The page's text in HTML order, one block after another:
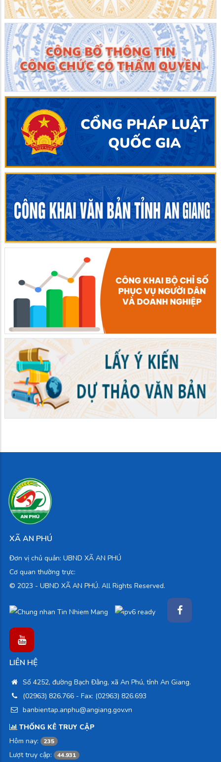
XÃ AN PHÚ
Đơn vị chủ quản: UBND XÃ AN PHÚ
Cơ quan thường trực:
© 2023 - UBND XÃ AN PHÚ. All Rights Reserved.
LIÊN HỆ
Số 4252, đường Bạch Đằng, xã An Phú, tỉnh An Giang.
(02963) 826.766 - Fax: (02963) 826.693
banbientap.anphu@angiang.gov.vn
THỐNG KÊ TRUY CẬP
Hôm nay:
235
Lượt truy cập: 44.931